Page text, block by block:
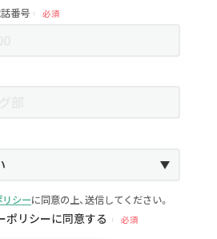
番号 必須
シーに同意の上、送信してください。
ポリシーに同意する 必須